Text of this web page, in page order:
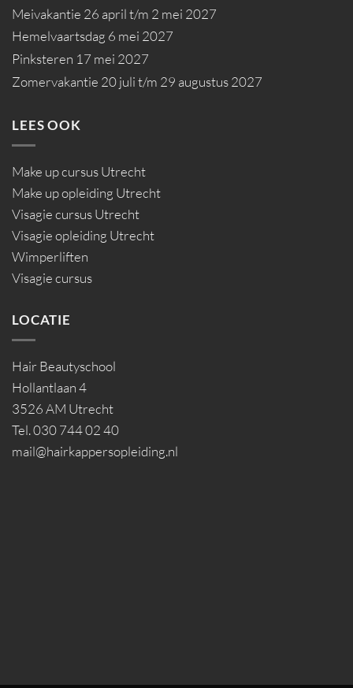
Meivakantie 26 april t/m 2 mei 2027
Hemelvaartsdag 6 mei 2027
Pinksteren 17 mei 2027
Zomervakantie 20 juli t/m 29 augustus 2027
LEES OOK
Make up cursus Utrecht
Make up opleiding Utrecht
Visagie cursus Utrecht
Visagie opleiding Utrecht
Wimperliften
Visagie cursus
LOCATIE
Hair Beautyschool
Hollantlaan 4
3526 AM Utrecht
Tel. 030 744 02 40
mail@hairkappersopleiding.nl